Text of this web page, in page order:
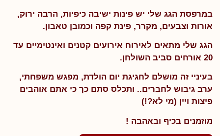
במרפסת הגג שלי יש פינות ישיבה כיפיות, הרבה ירוק,
אורות וצבעים, מקרר, פינת קפה וכמובן טאבון.
הגג שלי מתאים לאירוח אירועים קטנים ואינטימיים עד
20 אורחים סביב השולחן.
בעיניי זה מושלם לחגיגת יום הולדת, מפגש משפחתי,
ערב גיבוש לחברים.. ותכלס סתם כך כי אתם אוהבים
פיצות ויין (מי לא?!)
מוזמנים בכיף ובאהבה !